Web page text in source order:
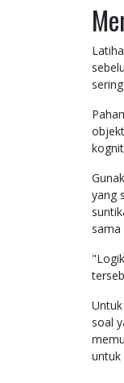
yang
sama
soal
untuk